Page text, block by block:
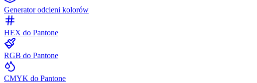
Generator odcieni kolorów
HEX do Pantone
RGB do Pantone
CMYK do Pantone